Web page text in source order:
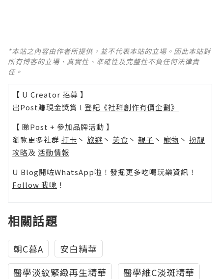
*本站之內容由作者所提供，並不代表本站的立場。因此本站對
所有博客的立場、真實性、準確性及完整性不負任何法律責
任。
【 U Creator 招募 】
出Post賺現金獎賞 l 登記《社群創作有價企劃》
【 睇Post + 參加品牌活動 】
瀏覽更多社群 打卡 丶 旅遊 丶 美食 丶 親子 丶 寵物 丶 扮靚
攻略及 活動情報
U Blog開咗WhatsApp啦！發掘更多吃喝玩樂資訊！
Follow 我哋 ！
相關話題
朝C暮A
安白精華
醫學淡紋緊緻再生精華
醫學維C淡斑精華